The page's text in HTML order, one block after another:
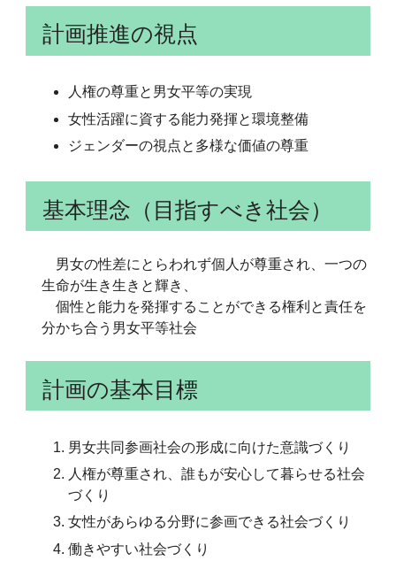
計画推進の視点
人権の尊重と男女平等の実現
女性活躍に資する能力発揮と環境整備
ジェンダーの視点と多様な価値の尊重
基本理念（目指すべき社会）
男女の性差にとらわれず個人が尊重され、一つの
生命が生き生きと輝き、
個性と能力を発揮することができる権利と責任を
分かち合う男女平等社会
計画の基本目標
男女共同参画社会の形成に向けた意識づくり
人権が尊重され、誰もが安心して暮らせる社会
づくり
女性があらゆる分野に参画できる社会づくり
働きやすい社会づくり